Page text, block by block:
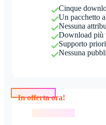
Cinque
Un pacchetto
Nessuna
Download più
Supporto
Nessuna